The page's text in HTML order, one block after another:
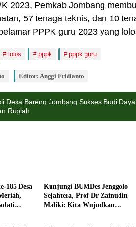
2023, Pemkab Jombang
57 tenaga teknis, dan 10
PPPK guru 2023 yang
lolos pppk pppk guru
Editor: Anggi Fridianto
Desa Bareng Jombang Sukses Budi
Rupiah
185 Desa
Kunjungi BUMDes Jenggolo
Sejahtera, Prof Dr Zainudin
Maliki: Kita Wujudkan